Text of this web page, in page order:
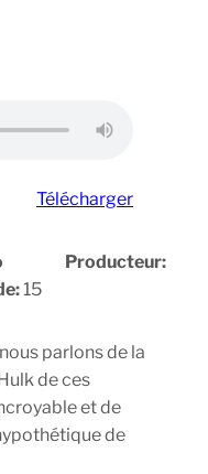
Télécharger
15
Producteur:
parlons de la
de ces
et de
de